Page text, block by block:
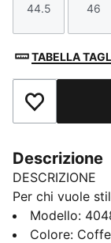
Taglia
44.5 46
TABELLA
Aggiungi ai
Descrizione
DESCRIZIONE
Per chi vuole
PUMA Hypnotic
morbidezza
Modello:
Colore: